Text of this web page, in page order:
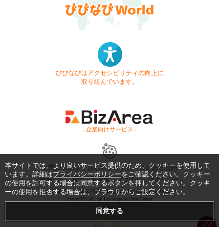
びびなびはアクセシビリティの向上に
取り組んでいます。
- 企業向けサービス -
お問い合わせ はじめてガイド
よくある質問
利用規約
商標・著作権 プライバシーポリシー
Copyright © 1999-2026 Vivid Navigation, Inc. All Rights Reserved.
Server US (42) @ Los Angeles Data Center
本サイトでは、より良いサービス提供のため、クッキーを使用して
います。詳細はプライバシーポリシーをご確認ください。クッキー
の使用を許可する場合は同意するボタンを押してください。クッキ
ーの使用を拒否する場合は、ブラウザからご設定ください。